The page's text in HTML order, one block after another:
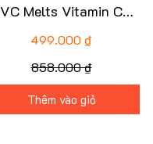
VC Melts Vitamin C
NuSkin
499.000 ₫
858.000 ₫
Thêm vào giỏ